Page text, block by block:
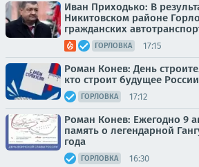
Иван Приходько: В
Никитовском районе
гражданских
ГОРЛОВКА 17:15
Роман Конев: День
кто строит будущее России
ГОРЛОВКА 17:12
Роман Конев: Ежегодно 9
память о легендарной
года
ГОРЛОВКА 16:30